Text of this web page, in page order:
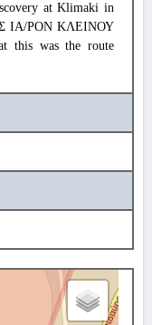
at Klimaki in
ΙΑ/ΡΟΝ ΚΛΕΙΝΟΥ
this was the route